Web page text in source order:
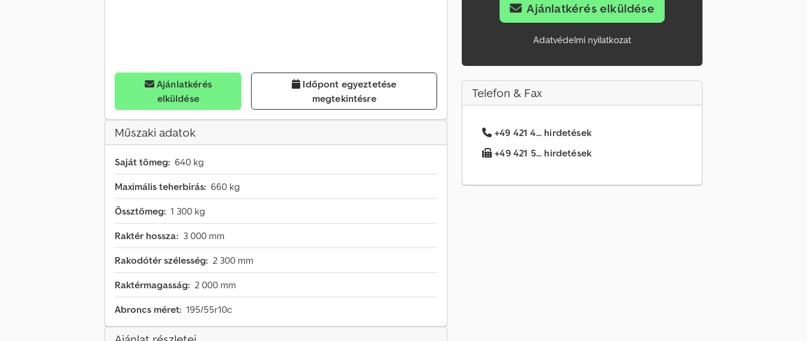
Ajánlatkérés
elküldése
megtekintésre
Műszaki adatok
Saját tömeg: 640 kg
Maximális teherbírás: 660 kg
Össztömeg: 1 300 kg
Raktér hossza: 3 000 mm
Rakodótér szélesség: 2 300 mm
Raktérmagasság: 2 000 mm
Abroncs méret: 195/55r10c
Ajánlatkérés elküldése
Adatvédelmi nyilatkozat
Telefon & Fax
+49 421 4... hirdetések
+49 421 5... hirdetések